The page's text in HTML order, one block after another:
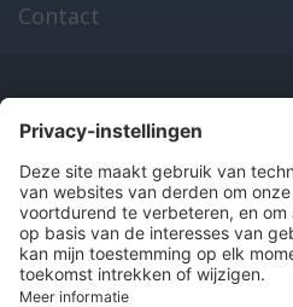
Contact
Onze producten
en diensten
Over Hitma
Algemene voorwaarden